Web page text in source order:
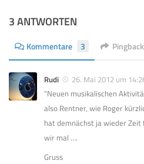
3 ANTWORTEN
Kommentare 3
Rudi
26. Mai 2012 um
“Neuen musikalischen
also Rentner, wie Roger
hat demnächst ja wieder Zeit
wir mal ….
Gruss